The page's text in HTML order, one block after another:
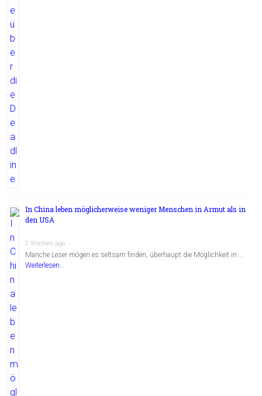
In China leben möglicherweise weniger Menschen in Armut als in
den USA
2 Wochen ago
Manche Leser mögen es seltsam finden, überhaupt die Möglichkeit in …
Weiterlesen...